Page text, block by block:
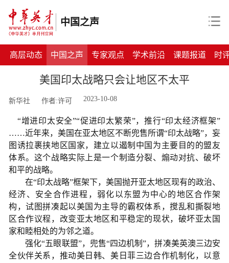
中国之声
高层动态 中国之声 专家观点 学术前沿 课题报道 时
美国印太战略只会让地区不太平
新华社 作者:许可 2023-10-08
“增进印太安全”“促进印太繁荣”，推行“印太经济框架”
……近年来，美国在亚太地区不断兜售所谓“印太战略”，妄
图诱拉裹挟地区国家，建立以遏制中国为主要目的的盟友
体系。这个战略实际上是一个制造分裂、煽动对抗、破坏
和平的战略。
在“印太战略”框架下，美国抛开亚太地区现有的政治、
经济、安全合作进程，弱化以东盟为中心的地区合作架
构，试图拼凑起以美国为主导的霸权体系，搅乱和撕裂地
区合作议程，改变亚太地区和平稳定的现状，破坏亚太国
家和睦相处的为邻之道。
强化“五眼联盟”，兜售“四边机制”，拼凑美英澳三边安
全伙伴关系，推动美日韩、美日菲三边合作机制化，以意